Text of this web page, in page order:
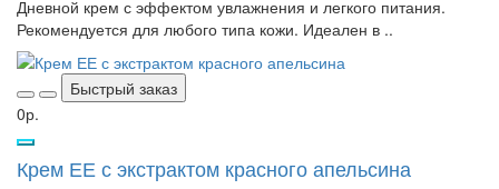
Дневной крем с эффектом увлажнения и легкого питания.
Рекомендуется для любого типа кожи. Идеален в ..
Быстрый заказ
0р.
Крем ЕЕ с экстрактом красного апельсина